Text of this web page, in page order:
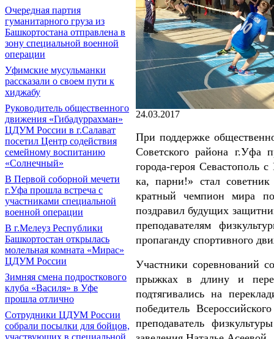
Очередная партия
гуманитарного груза из
Башкортостана отправлена в
зону специальной военной
операции
Уфимские мусульманки
рассказали о своем пути к
хиджабу
Руководитель общественного
движения «Гибадуррахман»
ЦДУМ России в г.Салават
посетил Центр содействия
семейному воспитанию
«Солнечный»
В Первой соборной мечети
г.Уфа прошла встреча с
участниками специальной
военной операции
В г.Мелеуз Республики
Башкортостан открылась
молельная комната «Мирас»
ЦДУМ России
Зимняя смена подросткового
клуба «Василя» в Уфе
прошла отлично
Сотрудники ЦДУМ России
собрали посылки для бойцов,
участвующих в специальной
24.03.2017
При поддержке
Советского района г.Уфа
города-героя Севастополь
ка, парни!» стал
кратный чемпион мира
поздравил будущих
преподавателям
пропаганду спортивного
Участники соревнований
прыжках в длину и
подтягивались на
победитель
преподаватель